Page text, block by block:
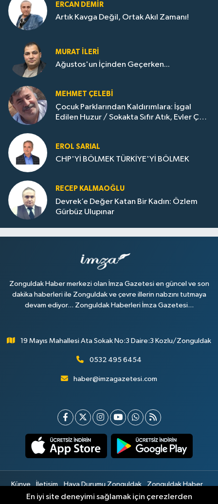
ERCAN DEMIR
Artık Kavga Değil, Ortak Akıl Zamanı!
MURAT İLERI
Ağustos'un İçinden Geçerken...
MEHMET ÇELEBI
Çocuk Parklarından Kaldırımlara: İşgal
Edilen Huzur / Sokakta Sıfır Atık, Evler Çöp
EROL SARIAL
CHP'Yİ BÖLMEK TÜRKİYE'Yİ BÖLMEK
RECEP KALMAOĞLU
Devrek’e Değer Katan Bir Kadın: Özlem
Gürbüz Ulupınar
Zonguldak Haber merkezi olan İmza Gazetesi en güncel ve son
dakika haberleri ile Zonguldak ve çevre illerin nabzını tutmaya
devam ediyor... Zonguldak Haberleri İmza Gazetesi...
19 Mayıs Mahallesi Ata Sokak No:3 Daire:3 Kozlu/Zonguldak
0532 495 6454
haber@imzagazetesi.com
Künye İletişim Hava Durumu Zonguldak
Zonguldak Haber
Gizlilik Sözleşmesi
Hizmet Şartları Sitemap
En iyi site deneyimi sağlamak için çerezlerden